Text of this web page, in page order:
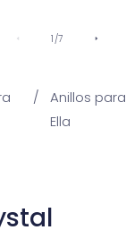
1 /De
7
Anillos para
Ella